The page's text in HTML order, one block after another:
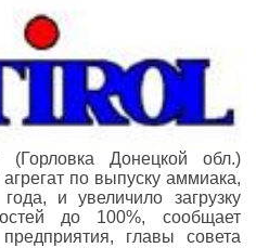
(Горловка Донецкой обл.)
по выпуску аммиака,
и увеличило загрузку
до 100%, сообщает
главы совета